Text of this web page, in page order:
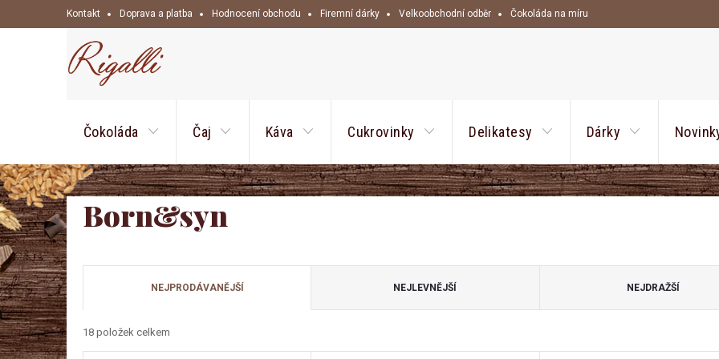
na
Kontakt Doprava a platba Hodnocení obchodu Firemní dárky Velkoobchodní odběr Čokoláda na míru
Čokoláda Čaj Káva Cukrovinky Delikatesy Dárky
Born&syn
a
NEJPRODÁVANĚJŠÍ NEJLEVNĚJŠÍ NEJDRAŽŠÍ
18 položek celkem